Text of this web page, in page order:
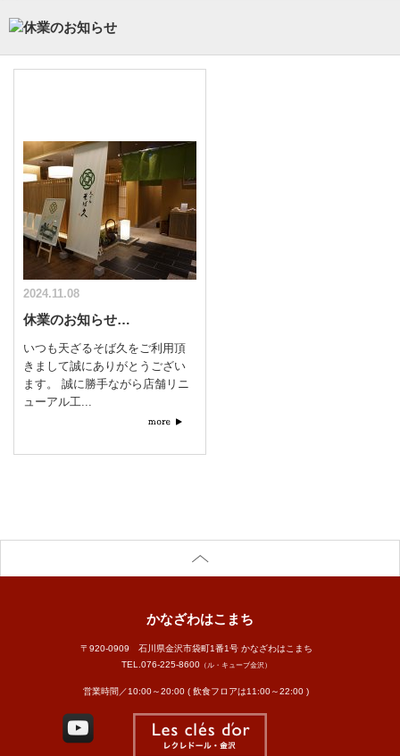
2024.11.08
休業のお知らせ…
いつも天ざるそば久をご利用頂
きまして誠にありがとうござい
ます。 誠に勝手ながら店舗リニ
ューアル工...
かなざわはこまち
〒920-0909 石川県金沢市袋町1番1号 かなざわはこまち
TEL. 076-225-8600（ル・キューブ金沢）
営業時間／10:00～20:00 ( 飲食フロアは11:00～22:00 )